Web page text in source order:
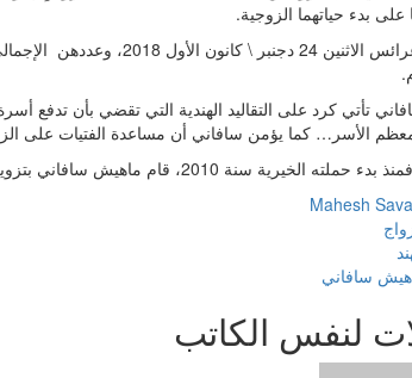
بدء حياتهما الزوجية.
تأتي كرد على التقاليد الهندية التي تقضي بأن تدفع
الأسر… كما يؤمن سافاني أن مساعدة الفتيات على
الخيرية سنة 2010، قام ماهيش سافاني بتزويج 3172 عروسا.
Mahesh
سافاني
لنفس الكاتب